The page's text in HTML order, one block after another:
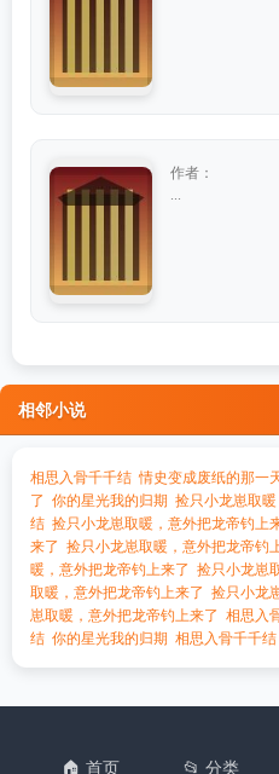
作者：
相邻小说
相思入骨千千结 情史变成废纸的那一
了 你的星光我的归期 捡只小龙崽取
结 捡只小龙崽取暖，意外把龙帝钓上
来了 捡只小龙崽取暖，意外把龙帝钓
暖，意外把龙帝钓上来了 捡只小龙崽
取暖，意外把龙帝钓上来了 捡只小龙
崽取暖，意外把龙帝钓上来了 相思入
结 你的星光我的归期 相思入骨千千结
🏠 首页 📂 分类